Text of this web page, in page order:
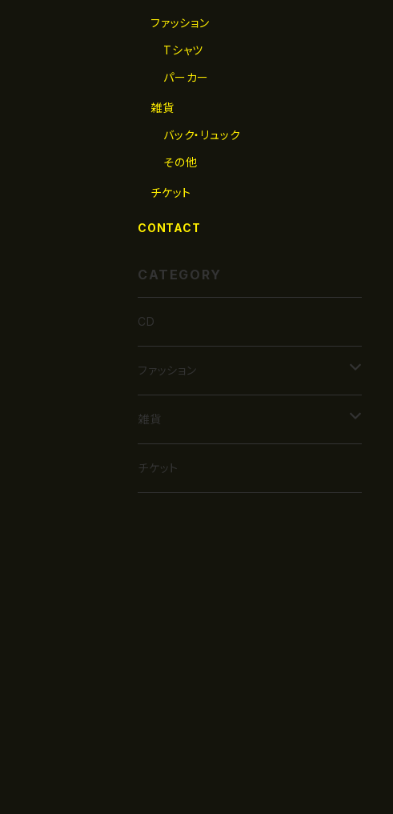
ファッション
Tシャツ
パーカー
雑貨
バック・リュック
その他
チケット
CONTACT
CATEGORY
CD
ファッション
Tシャツ
パーカー
雑貨
バック・リュック
チケット